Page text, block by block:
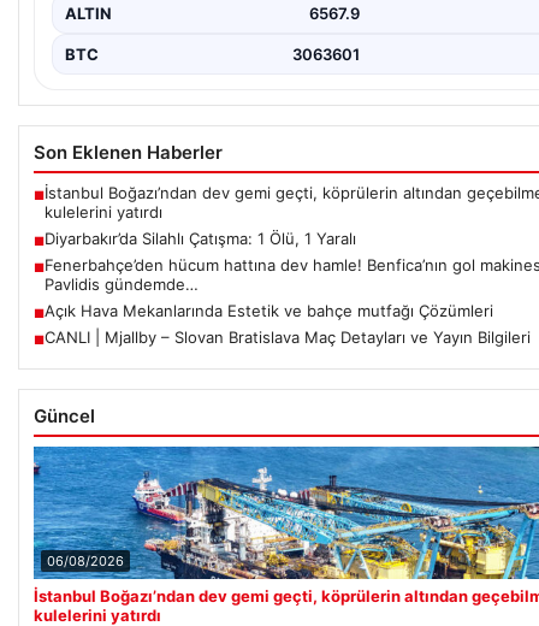
ALTIN 6567.9
BTC 3063601
Son Eklenen Haberler
■İstanbul Boğazı’ndan dev gemi geçti, köprülerin altından
kulelerini yatırdı
■Diyarbakır’da Silahlı Çatışma: 1 Ölü, 1 Yaralı
■Fenerbahçe’den hücum hattına dev hamle! Benfica’nın gol
Pavlidis gündemde…
■Açık Hava Mekanlarında Estetik ve bahçe mutfağı Çözümleri
■CANLI | Mjallby – Slovan Bratislava Maç Detayları ve Yayın Bilgileri
Güncel
06/08/2026
İstanbul Boğazı’ndan dev gemi geçti, köprülerin altından
kulelerini yatırdı